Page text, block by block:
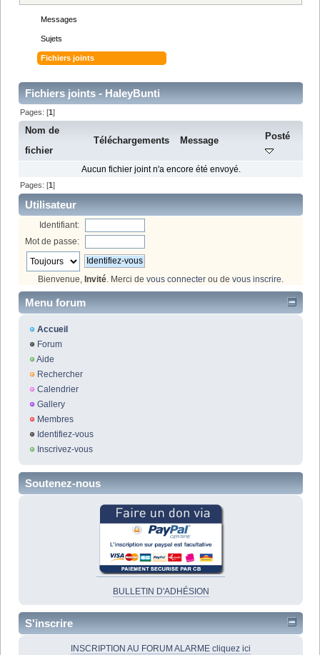
Messages
Sujets
Fichiers joints
Fichiers joints - HaleyBunti
Pages: [1]
Nom de
fichier
Téléchargements Message Posté
Aucun fichier joint n'a encore été envoyé.
Pages: [1]
Utilisateur
Identifiant:
Mot de passe:
Bienvenue, Invité. Merci de vous connecter ou de vous inscrire.
Menu forum
Accueil
Forum
Aide
Rechercher
Calendrier
Gallery
Membres
Identifiez-vous
Inscrivez-vous
Soutenez-nous
BULLETIN D'ADHÉSION
S'inscrire
INSCRIPTION AU FORUM ALARME cliquez ici